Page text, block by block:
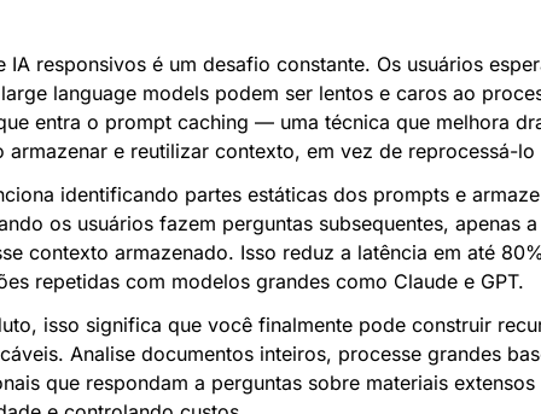
responsivos é um desafio constante. Os usuários
language models podem ser lentos e caros ao
entra o prompt caching — uma técnica que melhora
armazenar e reutilizar contexto, em vez de reprocessá-
identificando partes estáticas dos prompts e
os usuários fazem perguntas subsequentes, apenas
contexto armazenado. Isso reduz a latência em até
repetidas com modelos grandes como Claude e GPT.
isso significa que você finalmente pode construir
Analise documentos inteiros, processe grandes
que respondam a perguntas sobre materiais